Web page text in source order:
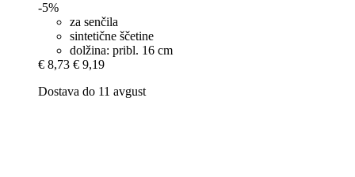
-5%
za senčila
sintetične ščetine
dolžina: pribl. 16 cm
€ 8,73 € 9,19
Dostava do 11 avgust